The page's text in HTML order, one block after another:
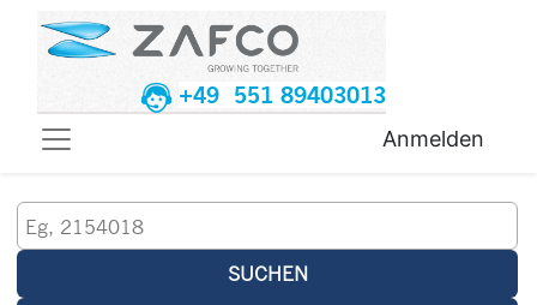
+49 551 89403013
Anmelden
SUCHEN